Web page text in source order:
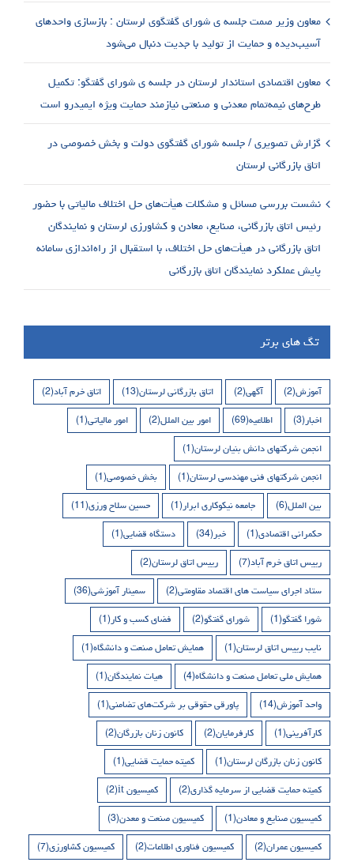
معاون وزیر صمت جلسه ی شورای گفتگوی لرستان : بازسازی واحدهای
آسیب‌دیده و حمایت از تولید با جدیت دنبال می‌شود
معاون اقتصادی استاندار لرستان در جلسه ی شورای گفتگو: تکمیل
طرح‌های نیمه‌تمام معدنی و صنعتی نیازمند حمایت ویژه ایمیدرو است
گزارش تصویری / جلسه شورای گفتگوی دولت و بخش خصوصی در
اتاق بازرگانی لرستان
نشست بررسی مسائل و مشکلات هیأت‌های حل اختلاف مالیاتی با حضور
رئیس اتاق بازرگانی، صنایع، معادن و کشاورزی لرستان و نمایندگان
اتاق بازرگانی در هیأت‌های حل اختلاف، با استقبال از راه‌اندازی سامانه
پایش عملکرد نمایندگان اتاق بازرگانی
تگ های برتر
آموزش(2) آگهی(2) اتاق بازرگانی لرستان(13) اتاق خرم آباد(2)
اخبار(3) اطلاعیه(69) امور بین الملل(2) امور مالیاتی(1)
انجمن شرکتهای دانش بنیان لرستان(1)
انجمن شرکتهای فنی مهندسی لرستان(1) بخش خصوصی(1)
بین الملل(6) جامعه نیکوکاری ابرار(1) حسین سلاح ورزی(11)
حکمرانی اقتصادی(1) خبر(34) دستگاه قضایی(1)
رییس اتاق خرم آباد(7) رییس اتاق لرستان(2)
ستاد اجرای سیاست های اقتصاد مقاومتی(2) سمینار آموزشی(36)
شورا گفتگو(1) شورای گفتگو(2) فضای کسب و کار(1)
نایب رییس اتاق لرستان(1) همایش تعامل صنعت و دانشگاه(1)
همایش ملی تعامل صنعت و دانشگاه(4) هیات نمایندگان(1)
واحد آموزش(14) پاورقی حقوقی بر شرکت‌های تضامنی(1)
کارآفرینی(1) کارفرمایان(2) کانون زنان بازرگان(2)
کانون زنان بازرگان لرستان(1) کمیته حمایت قضایی(1)
کمیته حمایت قضایی از سرمایه گذاری(2) کمیسیون it (2)
کمیسیون صنایع و معادن(1) کمیسیون صنعت و معدن(3)
کمیسیون عمران(2) کمیسیون فناوری اطلاعات(2) کمیسیون کشاورزی(7)